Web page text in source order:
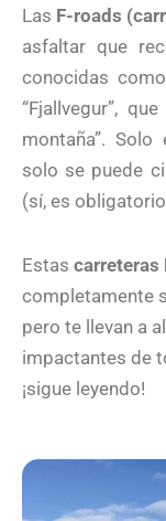
Las F-roads
asfaltar que
conocidas
“Fjallvegur”,
montaña”.
solo se puede
(sí, es
Estas carreteras
completamente
pero te llevan a
impactantes de
¡sigue leyendo!